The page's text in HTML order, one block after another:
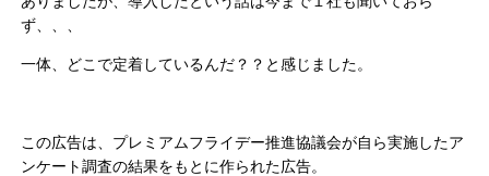
ず、、、
一体、どこで定着しているんだ？？と感じました。
この広告は、プレミアムフライデー推進協議会が自ら実施したア
ンケート調査の結果をもとに作られた広告。